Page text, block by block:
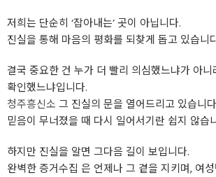
저희는 단순히 ‘잡아내는’ 곳이 아닙니다.
진실을 통해 마음의 평화를 되찾게 돕고 있습니
결국 중요한 건 누가 더 빨리 의심했느냐가 아니
확인했느냐입니다.
청주흥신소 그 진실의 문을 열어드리고 있습니
믿음이 무너졌을 때 다시 일어서기란 쉽지 않습
하지만 진실을 알면 그다음 길이 보입니다.
완벽한 증거수집 은 언제나 그 곁을 지키며, 여